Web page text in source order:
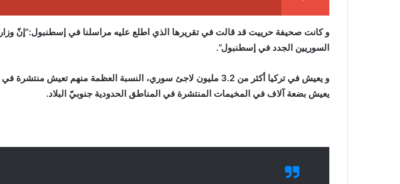
و كانت صحيفة حرييت قد قالت في تقريرها الذي اطلع عليه مراسلنا في إسطنبول:”إنّ
السوريين الجدد في إسطنبول”.
و يعيش في تركيا أكثر من 3.2 مليون لاجئ سوري، النسبة العظمة منهم تعيش
يعيش بضعة آلاف في المخيمات المنتشرة في المناطق الحدودية جنوبيّ البلاد.